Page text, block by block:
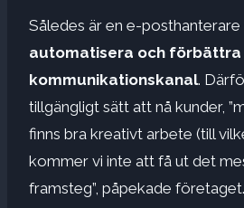
Således är en e-posthanterare
automatisera och förbättra
kommunikationskanal.
tillgängligt sätt att nå kunder,
finns bra kreativt arbete (till
kommer vi inte att få ut det
framsteg”, påpekade företaget.